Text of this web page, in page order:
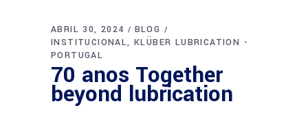
ABRIL 30, 2024
BLOG
INSTITUCIONAL KLÜBER LUBRICATION -
PORTUGAL
70 anos Together
beyond lubrication